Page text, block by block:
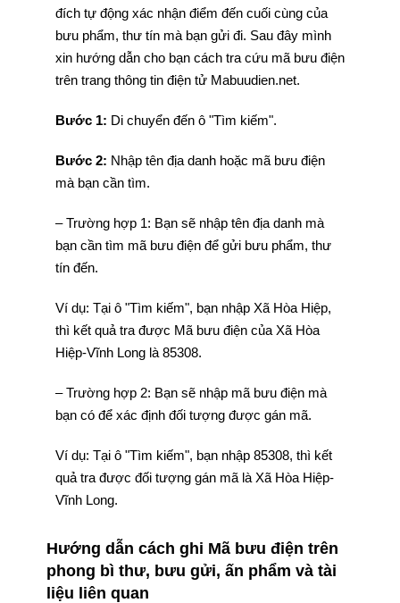
đích tự động xác nhận điểm đến cuối cùng của
bưu phẩm, thư tín mà bạn gửi đi. Sau đây mình
xin hướng dẫn cho bạn cách tra cứu mã bưu điện
trên trang thông tin điện tử Mabuudien.net.
Bước 1: Di chuyển đến ô "Tìm kiếm".
Bước 2: Nhập tên địa danh hoặc mã bưu điện
mà bạn cần tìm.
– Trường hợp 1: Bạn sẽ nhập tên địa danh mà
bạn cần tìm mã bưu điện để gửi bưu phẩm, thư
tín đến.
Ví dụ: Tại ô "Tìm kiếm", bạn nhập Xã Hòa Hiệp,
thì kết quả tra được Mã bưu điện của Xã Hòa
Hiệp-Vĩnh Long là 85308.
– Trường hợp 2: Bạn sẽ nhập mã bưu điện mà
bạn có để xác định đối tượng được gán mã.
Ví dụ: Tại ô "Tìm kiếm", bạn nhập 85308, thì kết
quả tra được đối tượng gán mã là Xã Hòa Hiệp-
Vĩnh Long.
Hướng dẫn cách ghi Mã bưu điện trên
phong bì thư, bưu gửi, ấn phẩm và tài
liệu liên quan